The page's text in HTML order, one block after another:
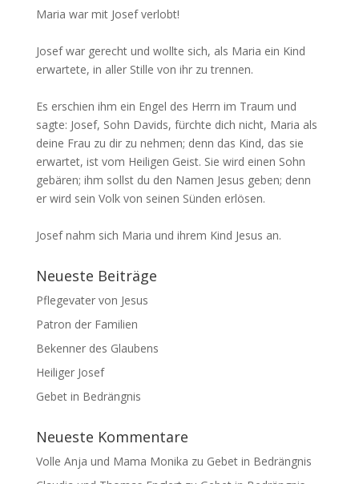
Maria war mit Josef verlobt!
Josef war gerecht und wollte sich, als Maria ein Kind
erwartete, in aller Stille von ihr zu trennen.
Es erschien ihm ein Engel des Herrn im Traum und
sagte: Josef, Sohn Davids, fürchte dich nicht, Maria als
deine Frau zu dir zu nehmen; denn das Kind, das sie
erwartet, ist vom Heiligen Geist. Sie wird einen Sohn
gebären; ihm sollst du den Namen Jesus geben; denn
er wird sein Volk von seinen Sünden erlösen.
Josef nahm sich Maria und ihrem Kind Jesus an.
Neueste Beiträge
Pflegevater von Jesus
Patron der Familien
Bekenner des Glaubens
Heiliger Josef
Gebet in Bedrängnis
Neueste Kommentare
Volle Anja und Mama Monika zu Gebet in Bedrängnis